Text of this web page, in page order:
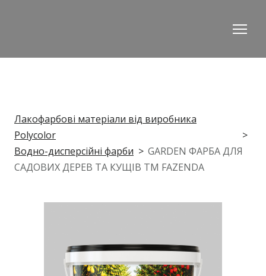
Лакофарбові матеріали від виробника
Polycolor
Водно-дисперсійні фарби
GARDEN ФАРБА ДЛЯ
САДОВИХ ДЕРЕВ ТА КУЩІВ ТМ FAZENDA